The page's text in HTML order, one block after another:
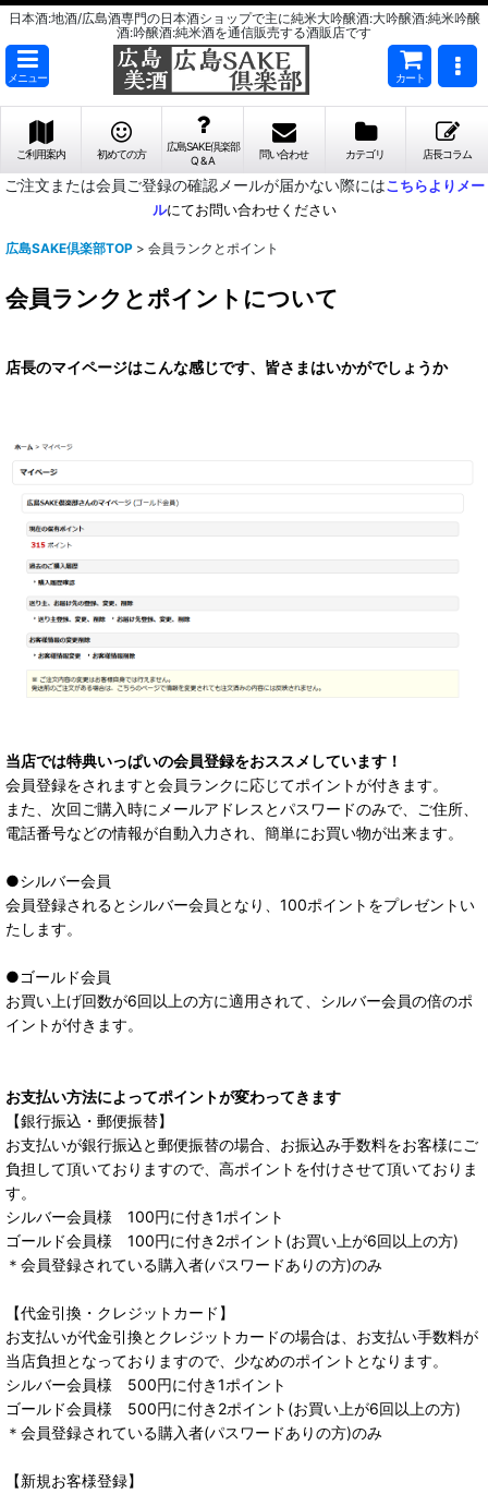
日本酒:地酒/広島酒専門の日本酒ショップで主に純米大吟醸酒:大吟醸酒:純米吟醸
酒:吟醸酒:純米酒を通信販売する酒販店です
メニュー カート
ご利用案内 初めての方
広島SAKE倶楽部
Q & A
問い合わせ カテゴリ 店長コラム
ご注文または会員ご登録の確認メールが届かない際にはこちらよりメー
ルにてお問い合わせください
広島SAKE倶楽部TOP > 会員ランクとポイント
会員ランクとポイントについて
店長のマイページはこんな感じです、皆さまはいかがでしょうか
当店では特典いっぱいの会員登録をおススメしています！
会員登録をされますと会員ランクに応じてポイントが付きます。
また、次回ご購入時にメールアドレスとパスワードのみで、ご住所、
電話番号などの情報が自動入力され、簡単にお買い物が出来ます。
●シルバー会員
会員登録されるとシルバー会員となり、100ポイントをプレゼントい
たします。
●ゴールド会員
お買い上げ回数が6回以上の方に適用されて、シルバー会員の倍のポ
イントが付きます。
お支払い方法によってポイントが変わってきます
【銀行振込・郵便振替】
お支払いが銀行振込と郵便振替の場合、お振込み手数料をお客様にご
負担して頂いておりますので、高ポイントを付けさせて頂いておりま
す。
シルバー会員様 100円に付き1ポイント
ゴールド会員様 100円に付き2ポイント(お買い上が6回以上の方)
＊会員登録されている購入者(パスワードありの方)のみ
【代金引換・クレジットカード】
お支払いが代金引換とクレジットカードの場合は、お支払い手数料が
当店負担となっておりますので、少なめのポイントとなります。
シルバー会員様 500円に付き1ポイント
ゴールド会員様 500円に付き2ポイント(お買い上が6回以上の方)
＊会員登録されている購入者(パスワードありの方)のみ
【新規お客様登録】